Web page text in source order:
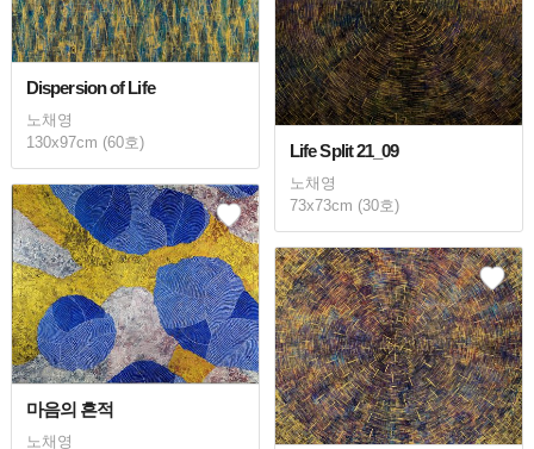
Dispersion of Life
노채영
130x97cm (60호)
Life Split 21_09
노채영
73x73cm (30호)
마음의 흔적
노채영